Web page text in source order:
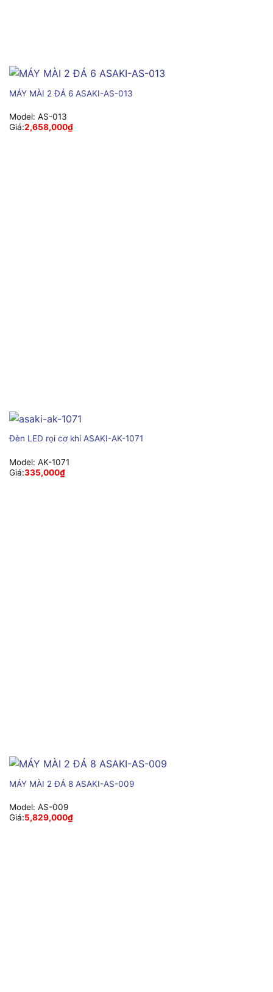
MÁY MÀI 2 ĐÁ 6 ASAKI-AS-013
Model: AS-013
Giá:2,658,000₫
Đèn LED rọi cơ khí ASAKI-AK-1071
Model: AK-1071
Giá:335,000₫
MÁY MÀI 2 ĐÁ 8 ASAKI-AS-009
Model: AS-009
Giá:5,829,000₫